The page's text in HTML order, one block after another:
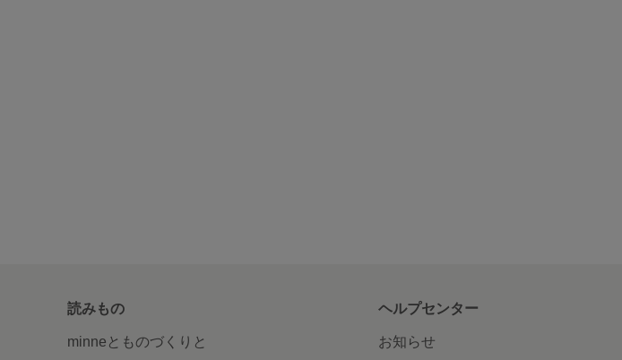
読みもの
minneとものづくりと
ヘルプセンター
お知らせ